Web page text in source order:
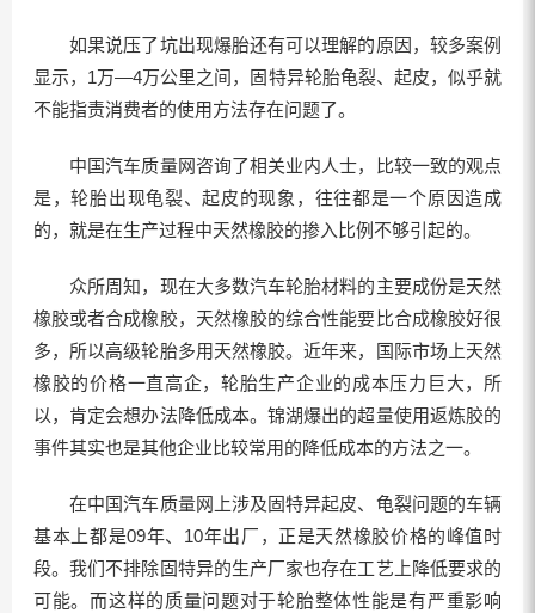
如果说压了坑出现爆胎还有可以理解的原因，较多案例
显示，1万—4万公里之间，固特异轮胎龟裂、起皮，似乎就
不能指责消费者的使用方法存在问题了。
中国汽车质量网咨询了相关业内人士，比较一致的观点
是，轮胎出现龟裂、起皮的现象，往往都是一个原因造成
的，就是在生产过程中天然橡胶的掺入比例不够引起的。
众所周知，现在大多数汽车轮胎材料的主要成份是天然
橡胶或者合成橡胶，天然橡胶的综合性能要比合成橡胶好很
多，所以高级轮胎多用天然橡胶。近年来，国际市场上天然
橡胶的价格一直高企，轮胎生产企业的成本压力巨大，所
以，肯定会想办法降低成本。锦湖爆出的超量使用返炼胶的
事件其实也是其他企业比较常用的降低成本的方法之一。
在中国汽车质量网上涉及固特异起皮、龟裂问题的车辆
基本上都是09年、10年出厂，正是天然橡胶价格的峰值时
段。我们不排除固特异的生产厂家也存在工艺上降低要求的
可能。而这样的质量问题对于轮胎整体性能是有严重影响